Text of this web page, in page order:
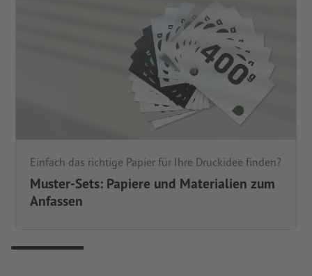
Einfach das richtige Papier für Ihre Druckidee finden?
Muster-Sets: Papiere und Materialien zum
Anfassen